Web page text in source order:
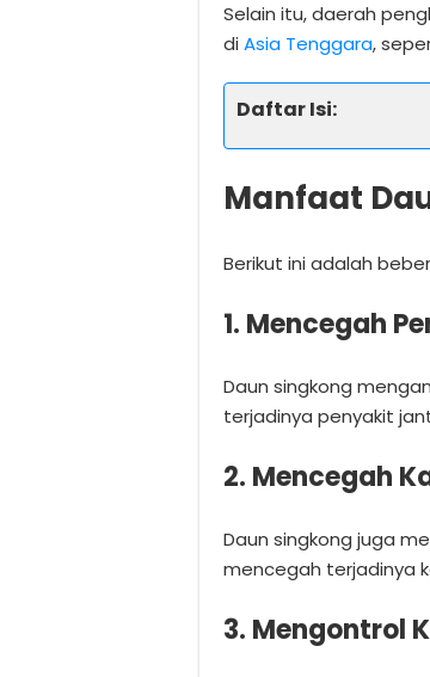
Selain itu, daerah
di Asia Tenggara,
Daftar Isi:
Manfaat
Berikut ini adalah
1. Mencegah
Daun singkong
terjadinya penyakit
2. Mencegah
Daun singkong juga
mencegah terjadinya
3. Mengontrol